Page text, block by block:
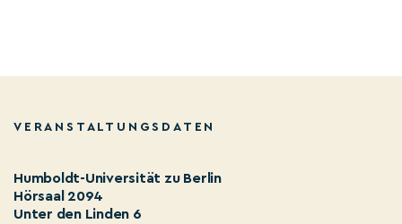
VERANSTALTUNGSDATEN
Humboldt-Universität zu Berlin
Hörsaal 2094
Unter den Linden 6